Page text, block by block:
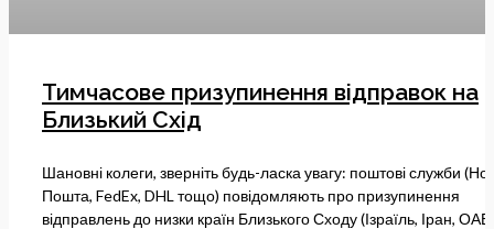
Тимчасове призупинення відправок на
Близький Схід
Шановні колеги, зверніть будь-ласка увагу: поштові служби
Пошта, FedEx, DHL тощо) повідомляють про призупинення
відправлень до низки країн Близького Сходу (Ізраїль, Іран, ОАЕ,